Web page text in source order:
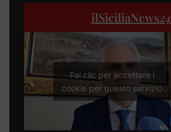
ilSiciliaNews24
Fai clic per accettare i
cookie per questo servizio